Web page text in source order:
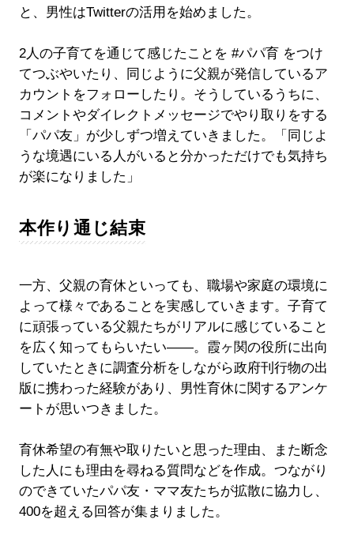
と、男性はTwitterの活用を始めました。
2人の子育てを通じて感じたことを #パパ育 をつけ
てつぶやいたり、同じように父親が発信しているア
カウントをフォローしたり。そうしているうちに、
コメントやダイレクトメッセージでやり取りをする
「パパ友」が少しずつ増えていきました。「同じよ
うな境遇にいる人がいると分かっただけでも気持ち
が楽になりました」
本作り通じ結束
一方、父親の育休といっても、職場や家庭の環境に
よって様々であることを実感していきます。子育て
に頑張っている父親たちがリアルに感じていること
を広く知ってもらいたい――。霞ヶ関の役所に出向
していたときに調査分析をしながら政府刊行物の出
版に携わった経験があり、男性育休に関するアンケ
ートが思いつきました。
育休希望の有無や取りたいと思った理由、また断念
した人にも理由を尋ねる質問などを作成。つながり
のできていたパパ友・ママ友たちが拡散に協力し、
400を超える回答が集まりました。